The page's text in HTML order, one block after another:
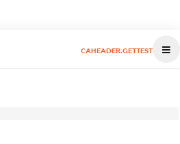
CAHEADER.GETTEST